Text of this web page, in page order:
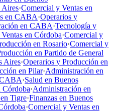
Aires·Comercial y Ventas en
en CABA·Operarios y
en CABA·Tecnología y
en Córdoba·Comercial y
en Rosario·Comercial y
en Partido de General
Aires·Operarios y Producción en
en Pilar·Administración en
·Salud en Buenos
Córdoba·Administración en
Tigre·Finanzas en Buenos
·Comercial y Ventas en